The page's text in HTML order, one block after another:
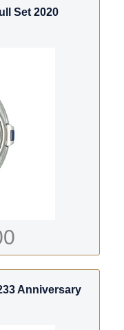
Set 2020
Anniversary